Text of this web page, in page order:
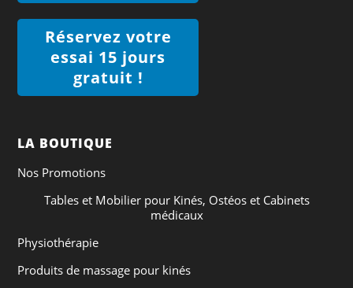
Réservez votre
essai 15 jours
gratuit !
LA BOUTIQUE
Nos Promotions
Tables et Mobilier pour Kinés, Ostéos et Cabinets
médicaux
Physiothérapie
Produits de massage pour kinés